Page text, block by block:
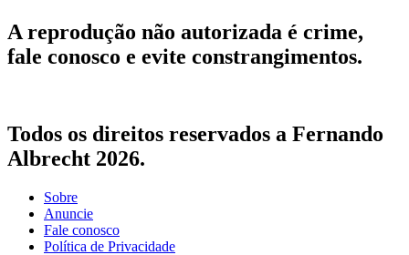
A reprodução não autorizada é crime,
fale conosco e evite constrangimentos.
Todos os direitos reservados a Fernando
Albrecht 2026.
Sobre
Anuncie
Fale conosco
Política de Privacidade